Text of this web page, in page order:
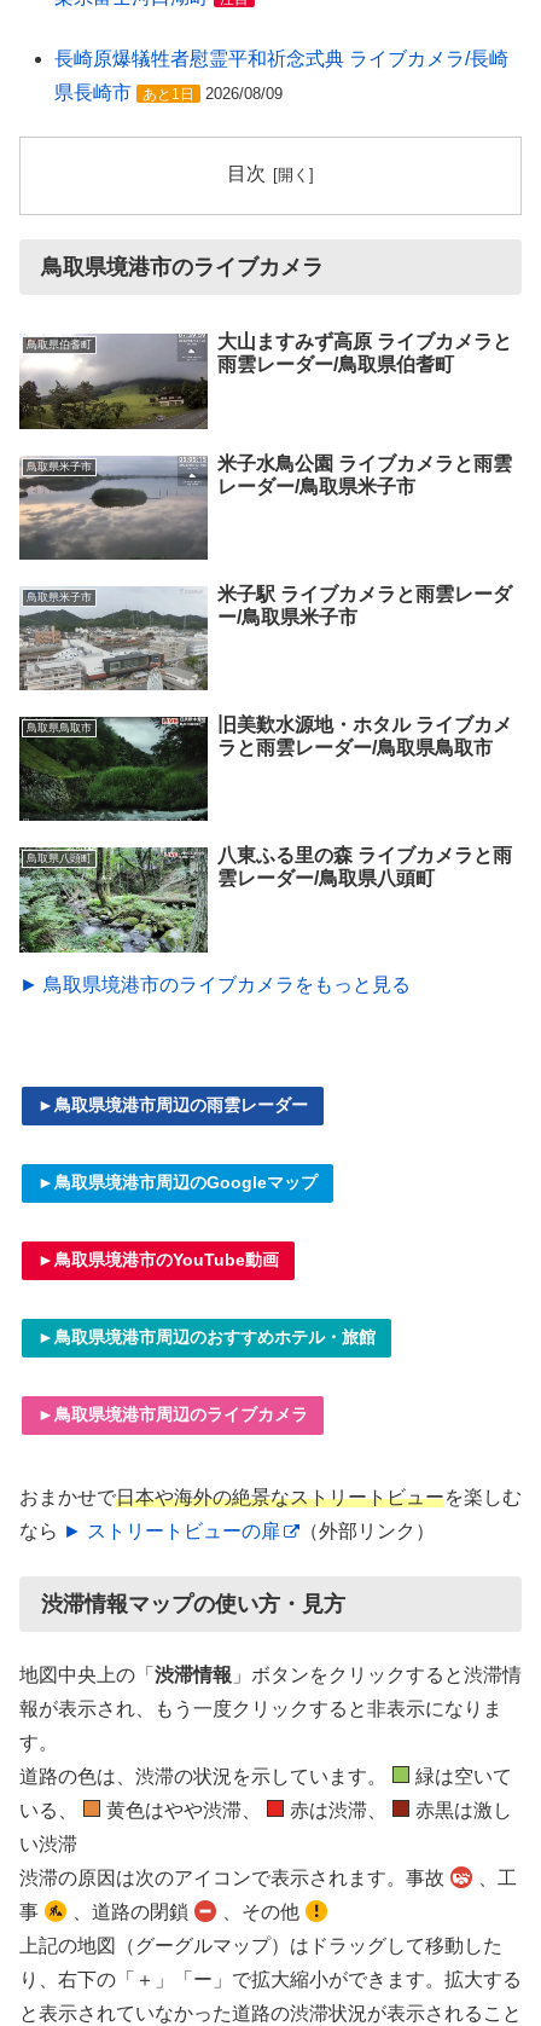
長崎原爆犠牲者慰霊平和祈念式典 ライブカメラ/長崎
県長崎市
あと1日 2026/08/09
目次
鳥取県境港市のライブカメラ
鳥取県伯耆町
大山ますみず高原 ライブカメラと
雨雲レーダー/鳥取県伯耆町
鳥取県米子市
米子水鳥公園 ライブカメラと雨雲
レーダー/鳥取県米子市
鳥取県米子市
米子駅 ライブカメラと雨雲レーダ
ー/鳥取県米子市
鳥取県鳥取市
旧美歎水源地・ホタル ライブカメ
ラと雨雲レーダー/鳥取県鳥取市
鳥取県八頭町
八東ふる里の森 ライブカメラと雨
雲レーダー/鳥取県八頭町
► 鳥取県境港市のライブカメラをもっと見る
►鳥取県境港市周辺の雨雲レーダー
►鳥取県境港市周辺のGoogleマップ
►鳥取県境港市のYouTube動画
►鳥取県境港市周辺のおすすめホテル・旅館
►鳥取県境港市周辺のライブカメラ
おまかせで日本や海外の絶景なストリートビューを楽しむ
なら ► ストリートビューの扉 （外部リンク）
渋滞情報マップの使い方・見方
地図中央上の「 渋滞情報 」ボタンをクリックすると渋滞情
報が表示され、もう一度クリックすると非表示になりま
す。
道路の色は、渋滞の状況を示しています。
緑は空いて
いる、
黄色はやや渋滞、 赤は渋滞、
赤黒は激し
い渋滞
渋滞の原因は次のアイコンで表示されます。事故
、工
事
、道路の閉鎖
、その他
上記の地図（グーグルマップ）はドラッグして移動した
り、右下の「＋」「ー」で拡大縮小ができます。拡大する
と表示されていなかった道路の渋滞状況が表示されること